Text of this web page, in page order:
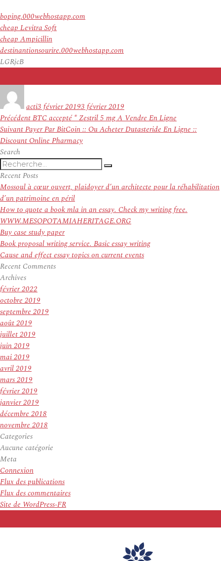
boping.000webhostapp.com
cheap Levitra Soft
cheap Ampicillin
destinantionsourire.000webhostapp.com
LGRjcB
actile
3 février 20193 février 2019
Navigation
de
l’article
PrécédentArticle
précédent :
BTC accepté * Zestril 5 mg A Vendre En Ligne
SuivantArticle
suivant :
Payer Par BitCoin :: Ou Acheter Dutasteride En Ligne ::
Discount Online Pharmacy
Search
Recherche
pour
:
Recherche
Recent Posts
Mossoul à cœur ouvert, plaidoyer d’un architecte pour la réhabilitation
d’un patrimoine en péril
How to quote a book mla in an essay. Check my writing free.
WWW.MESOPOTAMIAHERITAGE.ORG
Buy case study paper
Book proposal writing service. Basic essay writing
Cause and effect essay topics on current events
Recent Comments
Archives
février 2022
octobre 2019
septembre 2019
août 2019
juillet 2019
juin 2019
mai 2019
avril 2019
mars 2019
février 2019
janvier 2019
décembre 2018
novembre 2018
Categories
Aucune catégorie
Meta
Connexion
Flux des publications
Flux des commentaires
Site de WordPress-FR